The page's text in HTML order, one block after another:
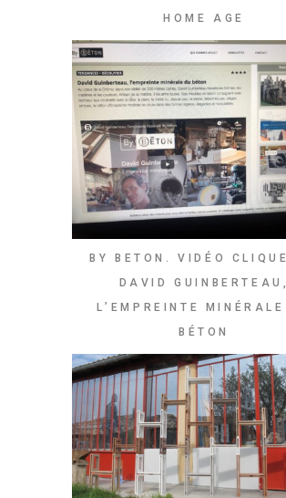
HOME AGE
BY BETON. VIDÉO
DAVID GUINBERTEAU,
L’EMPREINTE MINÉRALE
BÉTON